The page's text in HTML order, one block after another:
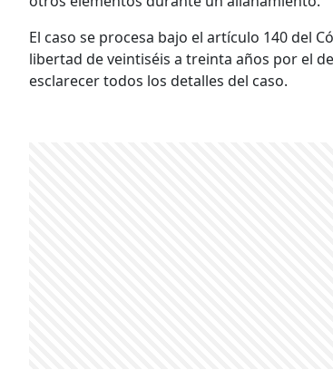
El caso se procesa bajo el artículo 140 del
libertad de veintiséis a treinta años por el
esclarecer todos los detalles del caso.